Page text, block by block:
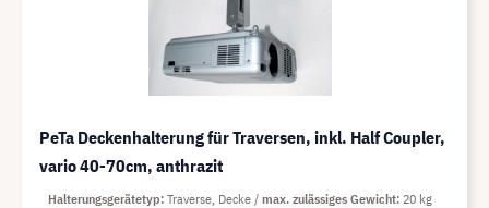
PeTa Deckenhalterung für Traversen, inkl. Half Coupler,
vario 40-70cm, anthrazit
Halterungsgerätetyp Traverse, Decke max. zulässiges Gewicht 20 kg